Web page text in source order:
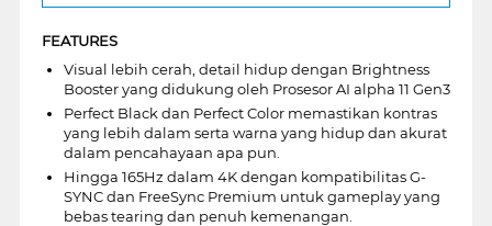
FEATURES
Visual lebih cerah, detail hidup dengan Brightness
Booster yang didukung oleh Prosesor AI alpha 11 Gen3
Perfect Black dan Perfect Color memastikan kontras
yang lebih dalam serta warna yang hidup dan akurat
dalam pencahayaan apa pun.
Hingga 165Hz dalam 4K dengan kompatibilitas G-
SYNC dan FreeSync Premium untuk gameplay yang
bebas tearing dan penuh kemenangan.